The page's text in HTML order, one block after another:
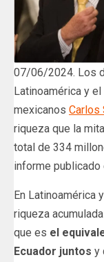
07/06/2024. Los
Latinoamérica y
mexicanos Carlos
riqueza que la
total de 334
informe
En Latinoamérica
riqueza
que es el
Ecuador juntos y